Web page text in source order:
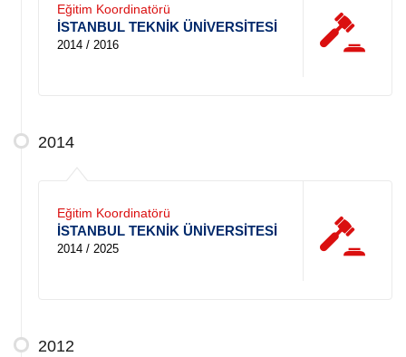
Eğitim Koordinatörü
İSTANBUL TEKNİK ÜNİVERSİTESİ
2014 / 2016
2014
Eğitim Koordinatörü
İSTANBUL TEKNİK ÜNİVERSİTESİ
2014 / 2025
2012